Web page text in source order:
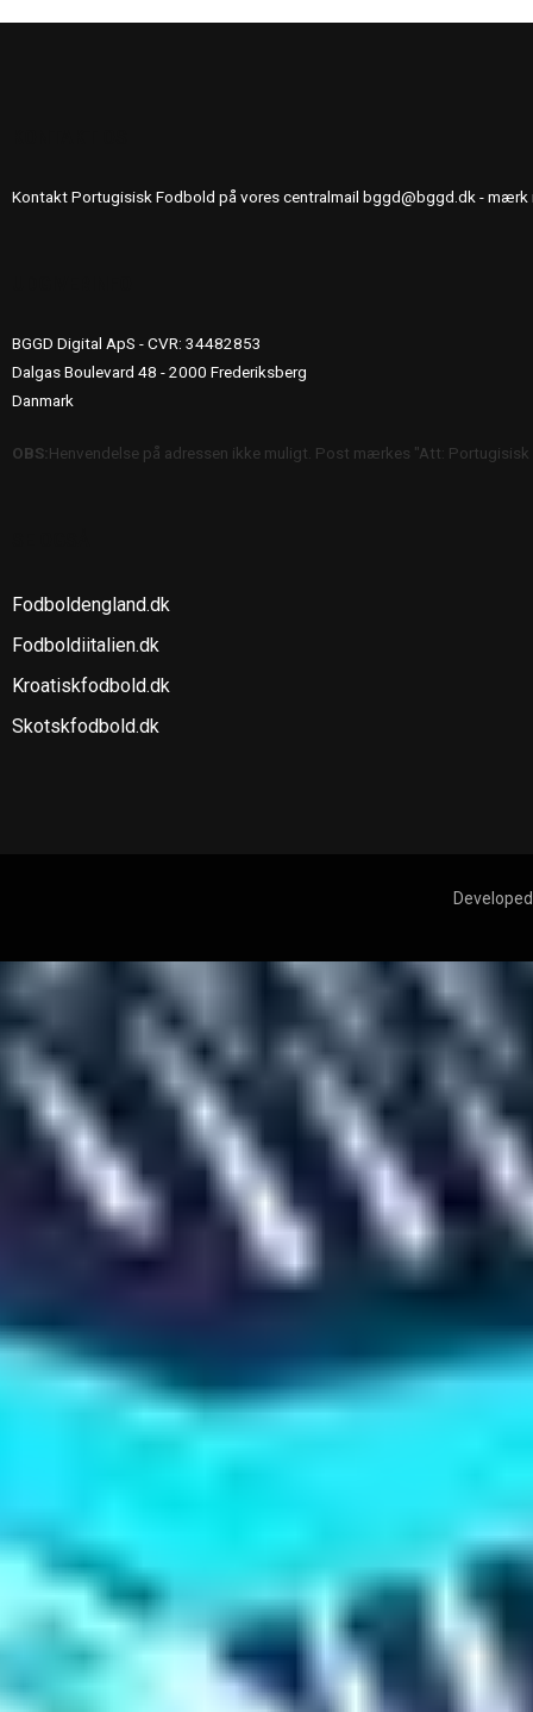
Kontakt Portugisisk Fodbold på vores centralmail bggd@bggd.dk - mærk
BGGD Digital ApS - CVR: 34482853
Dalgas Boulevard 48 - 2000 Frederiksberg
Danmark
OBS:Henvendelse på adressen ikke muligt. Post mærkes "Att:
Fodboldengland.dk
Fodboldiitalien.dk
Kroatiskfodbold.dk
Skotskfodbold.dk